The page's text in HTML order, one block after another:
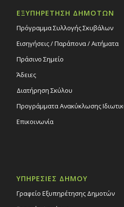
ΕΞΥΠΗΡΕΤΗΣΗ ΔΗΜΟΤΩΝ
Πρόγραμμα Συλλογής Σκυβάλων
Εισηγήσεις / Παράπονα / Αιτήματα
Πράσινο Σημείο
Άδειες
Διατήρηση Σκύλου
Προγράμματα Ανακύκλωσης
Επικοινωνία
ΥΠΗΡΕΣΙΕΣ ΔΗΜΟΥ
Γραφείο Εξυπηρέτησης Δημοτών